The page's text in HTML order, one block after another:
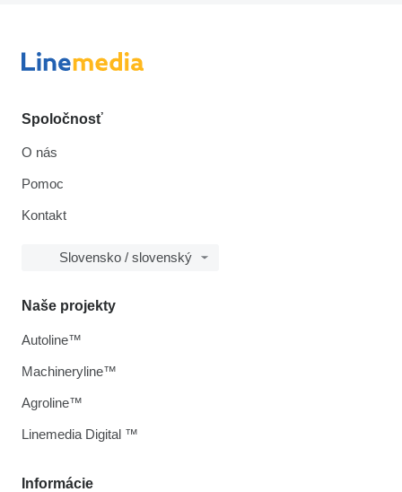
Spoločnosť
O nás
Pomoc
Kontakt
Slovensko / slovenský
Informácie
Naše projekty
Autoline™
Machineryline™
Agroline™
Linemedia Digital ™